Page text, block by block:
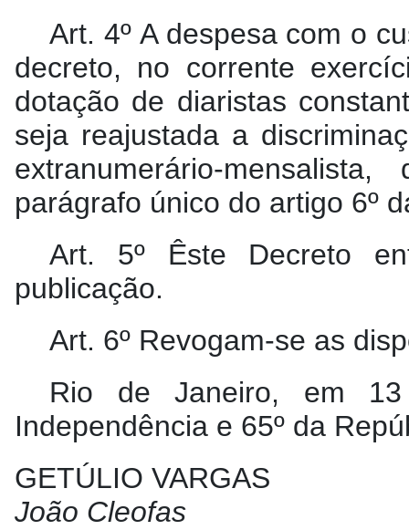
Art. 4º A despesa com o
decreto, no corrente
dotação de diaristas
seja reajustada a
extranumerário-
parágrafo único do artigo 6º
Art. 5º Êste Decreto
publicação.
Art. 6º Revogam-se as
Rio de Janeiro, em
Independência e 65º da
GETÚLIO VARGAS
João Cleofas